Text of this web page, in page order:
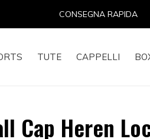
TUTE CAPPELLI
14 GIORNI PER IL RESO
Cap Heren